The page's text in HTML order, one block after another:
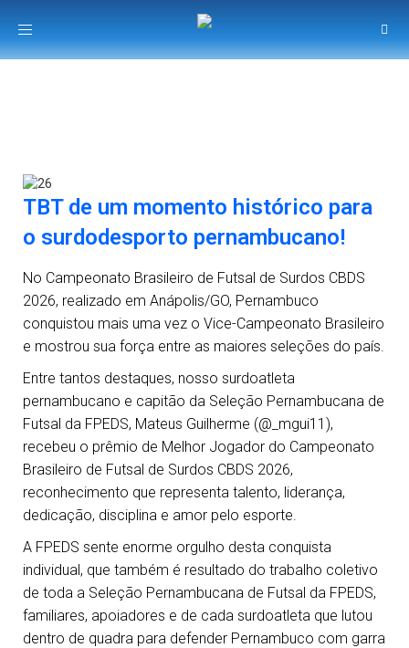
Toggle
navigation
TBT de um momento histórico para
o surdodesporto pernambucano!
No Campeonato Brasileiro de Futsal de Surdos CBDS
2026, realizado em Anápolis/GO, Pernambuco
conquistou mais uma vez o Vice-Campeonato Brasileiro
e mostrou sua força entre as maiores seleções do país.
Entre tantos destaques, nosso surdoatleta
pernambucano e capitão da Seleção Pernambucana de
Futsal da FPEDS, Mateus Guilherme (@_mgui11),
recebeu o prêmio de Melhor Jogador do Campeonato
Brasileiro de Futsal de Surdos CBDS 2026,
reconhecimento que representa talento, liderança,
dedicação, disciplina e amor pelo esporte.
A FPEDS sente enorme orgulho desta conquista
individual, que também é resultado do trabalho coletivo
de toda a Seleção Pernambucana de Futsal da FPEDS,
familiares, apoiadores e de cada surdoatleta que lutou
dentro de quadra para defender Pernambuco com garra